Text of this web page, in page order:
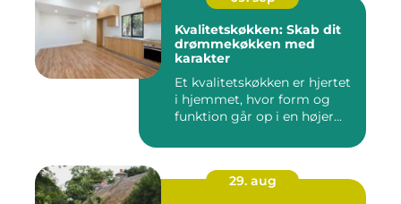
Kvalitetskøkken: Skab dit
drømmekøkken med
karakter
Et kvalitetskøkken er hjertet
i hjemmet, hvor form og
funktion går op i en højer...
29. aug